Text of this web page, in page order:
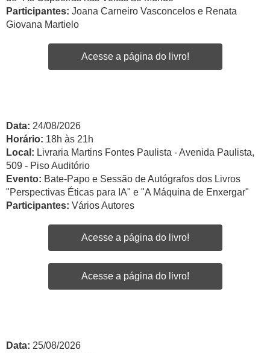
Participantes: Joana Carneiro Vasconcelos e Renata
Giovana Martielo
Acesse a página do livro!
Data: 24/08/2026
Horário: 18h às 21h
Local: Livraria Martins Fontes Paulista - Avenida Paulista,
509 - Piso Auditório
Evento: Bate-Papo e Sessão de Autógrafos dos Livros
"Perspectivas Éticas para IA" e "A Máquina de Enxergar"
Participantes: Vários Autores
Acesse a página do livro!
Acesse a página do livro!
Data: 25/08/2026